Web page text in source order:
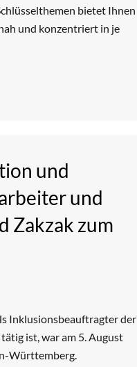
bietet Ihnen
und konzentriert in je
und
und
Zakzak zum
Inklusionsbeauftragter der
ist, war am 5. August
Württemberg.